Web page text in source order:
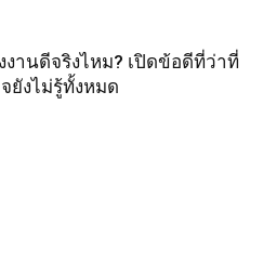
งานดีจริงไหม? เปิดข้อดีที่ว่าที่
ยังไม่รู้ทั้งหมด